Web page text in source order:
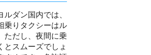
ダン国内では、
乗りタクシーはル
ただし、夜間に乗
とスムーズでしょ